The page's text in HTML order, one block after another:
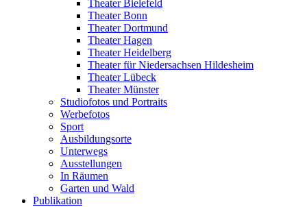
Theater Bielefeld
Theater Bonn
Theater Dortmund
Theater Hagen
Theater Heidelberg
Theater für Niedersachsen Hildesheim
Theater Lübeck
Theater Münster
Studiofotos und Portraits
Werbefotos
Sport
Ausbildungsorte
Unterwegs
Ausstellungen
In Räumen
Garten und Wald
Publikation